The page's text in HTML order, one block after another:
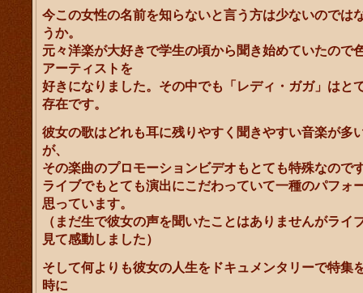
今この女性の名前を知らないと言う方は少ないのでは
うか。
元々洋楽が大好きで学生の頃から聞き始めていたので
アーティストを
好きになりました。その中でも「レディ・ガガ」はと
存在です。
彼女の歌はどれも耳に残りやすく聞きやすい音楽が多
が、
その楽曲のプロモーションビデオもとても特殊なので
ライブでもとても演出にこだわっていて一種のパフォ
思っています。
（まだ生で彼女の声を聞いたことはありませんがライ
見て感動しました）
そして何よりも彼女の人生をドキュメンタリーで特集
時に